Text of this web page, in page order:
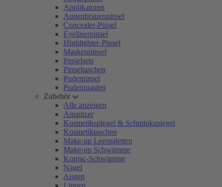
Applikatoren
Augenbrauenpinsel
Concealer-Pinsel
Eyelinerpinsel
Highlighter-Pinsel
Maskenpinsel
Pinselsets
Pinseltaschen
Puderpinsel
Puderquasten
Zubehör
Alle anzeigen
Anspitzer
Kosmetikspiegel & Schminkspiegel
Kosmetiktaschen
Make-up Leerpaletten
Make-up Schwämme
Konjac-Schwämme
Nägel
Augen
Lippen